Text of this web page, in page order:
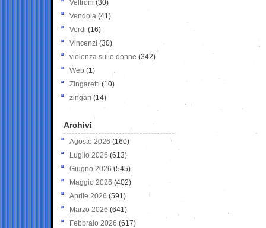
Veltroni (30)
Vendola (41)
Verdi (16)
Vincenzi (30)
violenza sulle donne (342)
Web (1)
Zingaretti (10)
zingari (14)
Archivi
Agosto 2026 (160)
Luglio 2026 (613)
Giugno 2026 (545)
Maggio 2026 (402)
Aprile 2026 (591)
Marzo 2026 (641)
Febbraio 2026 (617)